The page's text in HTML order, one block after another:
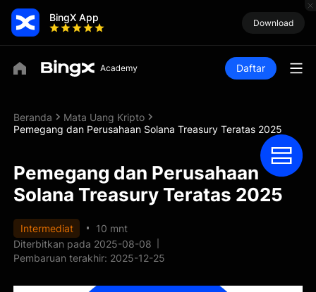
BingX App Download
Daftar
Beranda
Mata Uang Kripto
Pemegang dan Perusahaan Solana Treasury Teratas 2025
Pemegang dan Perusahaan
Solana Treasury Teratas 2025
Intermediat
10 mnt
Diterbitkan pada 2025-08-08
Pembaruan terakhir: 2025-12-25